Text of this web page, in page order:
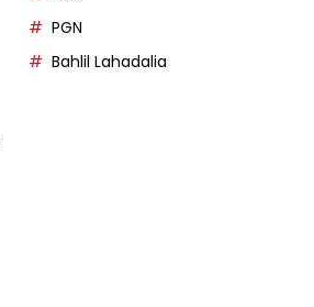
PGN
Bahlil Lahadalia